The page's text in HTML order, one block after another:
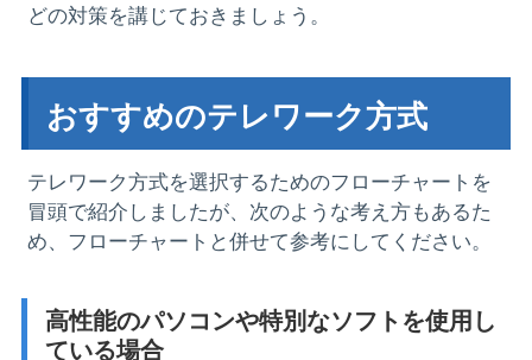
どの対策を講じておきましょう。
おすすめのテレワーク方式
テレワーク方式を選択するためのフローチャートを
冒頭で紹介しましたが、次のような考え方もあるた
め、フローチャートと併せて参考にしてください。
高性能のパソコンや特別なソフトを使用し
ている場合